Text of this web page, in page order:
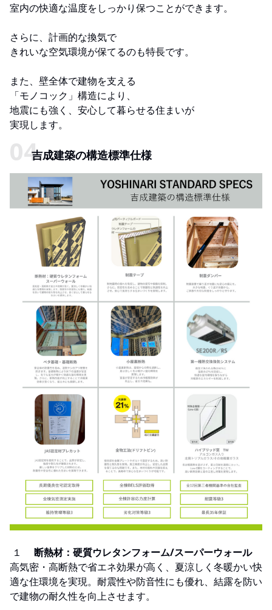
室内の快適な温度をしっかり保つことができます。
さらに、計画的な換気で
きれいな空気環境が保てるのも特長です。
また、壁全体で建物を支える
「モノコック」構造により、
地震にも強く、安心して暮らせる住まいが
実現します。
吉成建築の構造標準仕様
１ 断熱材：硬質ウレタンフォーム/スーパーウォール
高気密・高断熱で省エネ効果が高く、夏涼しく冬暖かい快
適な住環境を実現。耐震性や防音性にも優れ、結露を防い
で建物の耐久性を向上させます。